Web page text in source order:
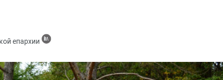
епархии